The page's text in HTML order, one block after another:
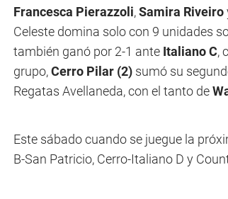
Francesca Pierazzoli,Samira Riveiro
Celeste domina solo con 9 unidades
también ganó por 2-1 ante Italiano C,
grupo,Cerro Pilar (2) sumó su
Regatas Avellaneda, con el tanto de
Este sábado cuando se juegue la
B-San Patricio, Cerro-Italiano D y